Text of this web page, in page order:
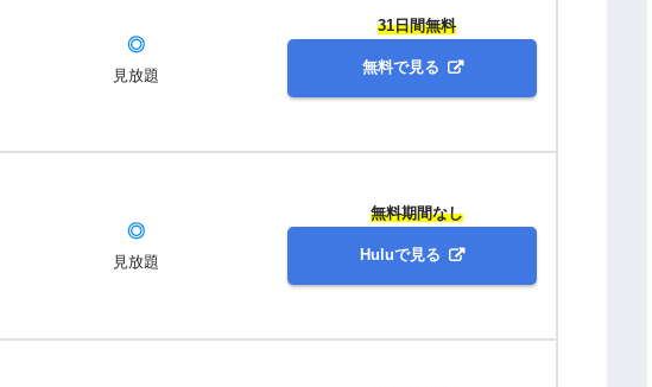
◎
見放題
31日間無料
無料で見る
◎
見放題
無料期間なし
Huluで見る